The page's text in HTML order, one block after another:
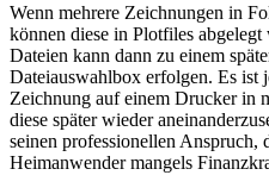
Wenn mehrere Zeichnungen in
können diese in Plotfiles
Dateien kann dann zu einem
Dateiauswahlbox erfolgen. Es ist
Zeichnung auf einem Drucker in
diese später wieder
seinen professionellen Anspruch,
Heimanwender mangels